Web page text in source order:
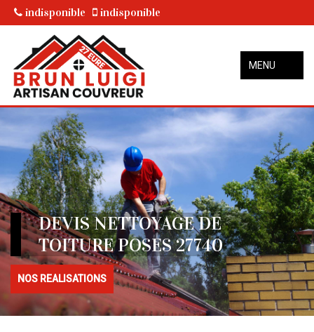
indisponible indisponible
MENU
DEVIS NETTOYAGE DE
TOITURE POSES 27740
NOS REALISATIONS